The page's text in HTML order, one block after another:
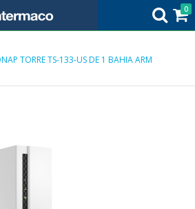
0
TORRE TS-133-US DE 1 BAHIA ARM